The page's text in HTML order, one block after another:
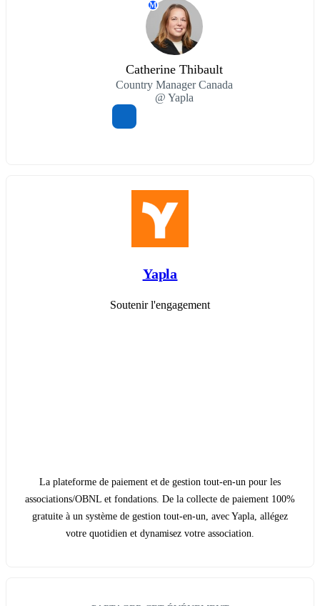
M
Catherine Thibault
Country Manager Canada
@ Yapla
Yapla
Soutenir l'engagement
La plateforme de paiement et de gestion tout-en-un pour les
associations/OBNL et fondations. De la collecte de paiement 100%
gratuite à un système de gestion tout-en-un, avec Yapla, allégez
votre quotidien et dynamisez votre association.